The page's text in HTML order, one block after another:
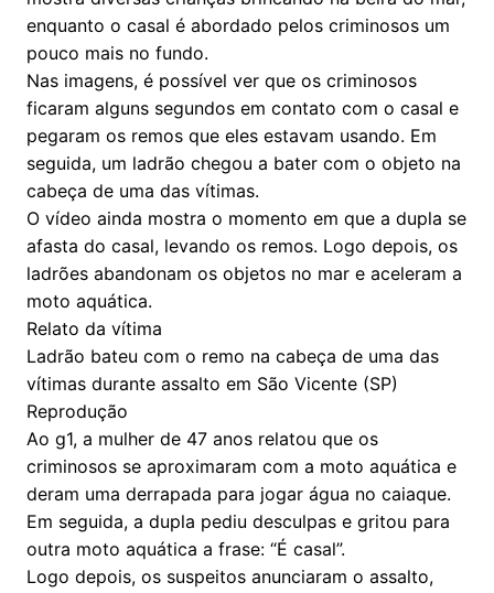
enquanto o casal é abordado pelos criminosos um
pouco mais no fundo.
Nas imagens, é possível ver que os criminosos
ficaram alguns segundos em contato com o casal e
pegaram os remos que eles estavam usando. Em
seguida, um ladrão chegou a bater com o objeto na
cabeça de uma das vítimas.
O vídeo ainda mostra o momento em que a dupla se
afasta do casal, levando os remos. Logo depois, os
ladrões abandonam os objetos no mar e aceleram a
moto aquática.
Relato da vítima
Ladrão bateu com o remo na cabeça de uma das
vítimas durante assalto em São Vicente (SP)
Reprodução
Ao g1, a mulher de 47 anos relatou que os
criminosos se aproximaram com a moto aquática e
deram uma derrapada para jogar água no caiaque.
Em seguida, a dupla pediu desculpas e gritou para
outra moto aquática a frase: “É casal”.
Logo depois, os suspeitos anunciaram o assalto,